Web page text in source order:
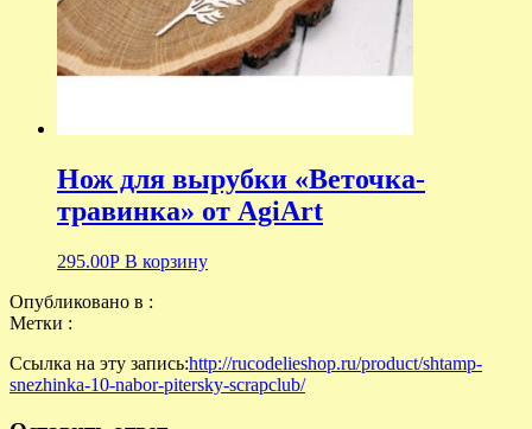
Нож для вырубки «Веточка-
травинка» от AgiArt
295.00Р В корзину
Опубликовано в :
Метки :
Ссылка на эту запись:http://rucodelieshop.ru/product/shtamp-
snezhinka-10-nabor-pitersky-scrapclub/